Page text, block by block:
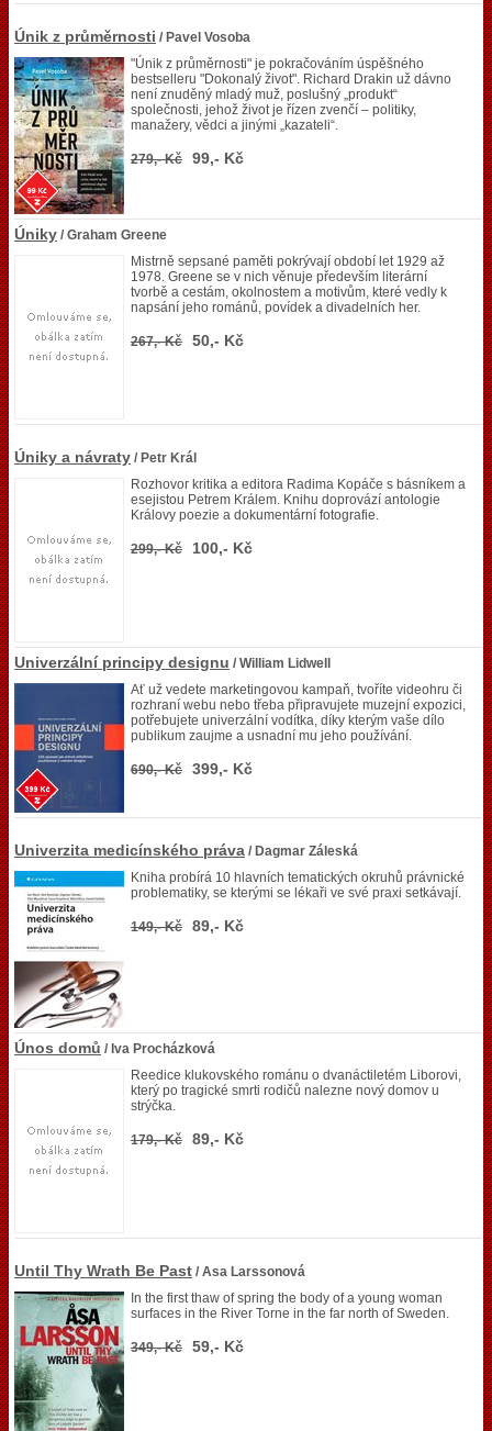
Únik z průměrnosti / Pavel Vosoba
"Únik z průměrnosti" je pokračováním úspěšného
bestselleru "Dokonalý život". Richard Drakin už dávno
není znuděný mladý muž, poslušný „produkt“
společnosti, jehož život je řízen zvenčí – politiky,
manažery, vědci a jinými „kazateli“.
279,- Kč 99,- Kč
Úniky / Graham Greene
Mistrně sepsané paměti pokrývají období let 1929 až
1978. Greene se v nich věnuje především literární
tvorbě a cestám, okolnostem a motivům, které vedly k
napsání jeho románů, povídek a divadelních her.
267,- Kč 50,- Kč
Úniky a návraty / Petr Král
Rozhovor kritika a editora Radima Kopáče s básníkem a
esejistou Petrem Králem. Knihu doprovází antologie
Královy poezie a dokumentární fotografie.
299,- Kč 100,- Kč
Univerzální principy designu / William Lidwell
Ať už vedete marketingovou kampaň, tvoříte videohru či
rozhraní webu nebo třeba připravujete muzejní expozici,
potřebujete univerzální vodítka, díky kterým vaše dílo
publikum zaujme a usnadní mu jeho používání.
690,- Kč 399,- Kč
Univerzita medicínského práva / Dagmar Záleská
Kniha probírá 10 hlavních tematických okruhů právnické
problematiky, se kterými se lékaři ve své praxi setkávají.
149,- Kč 89,- Kč
Únos domů / Iva Procházková
Reedice klukovského románu o dvanáctiletém Liborovi,
který po tragické smrti rodičů nalezne nový domov u
strýčka.
179,- Kč 89,- Kč
Until Thy Wrath Be Past / Asa Larssonová
In the first thaw of spring the body of a young woman
surfaces in the River Torne in the far north of Sweden.
349,- Kč 59,- Kč